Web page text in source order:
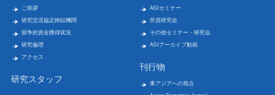
ご挨拶
研究交流協定締結機関
競争的資金獲得状況
研究倫理
アクセス
研究スタッフ
AGIセミナー
所員研究会
その他セミナー・研究会
AGIアーカイブ動画
刊行物
東アジアへの視点